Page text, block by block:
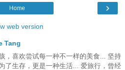
›
Home
web version
Tang
，喜欢尝试每一种不一样的美食... 坚持
了生存，更是一种生活... 爱旅行，曾经